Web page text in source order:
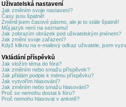
Uživatelská nastavení
Jak změním svoje nastavení?
Časy jsou špatně!
Změnil jsem časové pásmo, ale je to stále špatně!
Můj jazyk není na seznamu!
Jak zobrazím obrázek pod uživatelským jménem?
Jak změní svoje zařazení?
Když kliknu na e-mailový odkaz uživatele, jsem
Vkládání příspěvků
Jak vložím téma do fóra?
Jak změním nebo smažu příspěvek?
Jak přidám podpis k mému příspěvku?
Jak vytvořím hlasování?
Jak změním nebo smažu hlasování?
Proč se nemohu dostat k fóru?
Proč nemohu hlasovat v anketě?